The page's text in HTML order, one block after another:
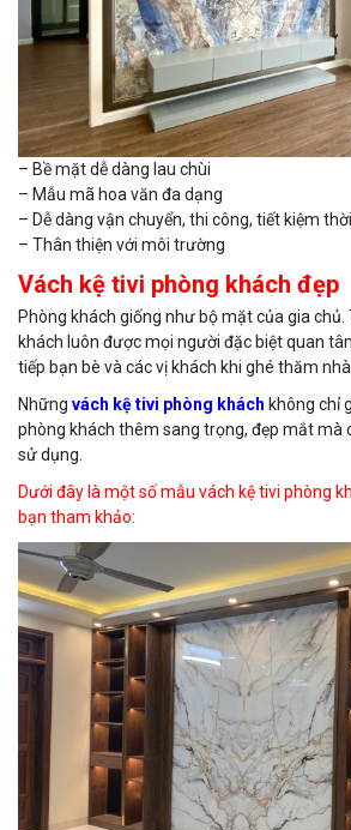
– Bề mặt dễ dàng lau chùi
– Mẫu mã hoa văn đa dạng
– Dễ dàng vận chuyển, thi công, tiết kiệm
– Thân thiện với môi trường
Vách kệ tivi phòng khách đẹp
Phòng khách giống như bộ mặt của gia
khách luôn được mọi người đặc biệt quan
tiếp bạn bè và các vị khách khi ghé thăm nhà.
Những vách kệ tivi phòng khách không chỉ
phòng khách thêm sang trọng, đẹp mắt mà
sử dụng.
Dưới đây là một số mẫu vách kệ tivi phòng
bạn tham khảo: